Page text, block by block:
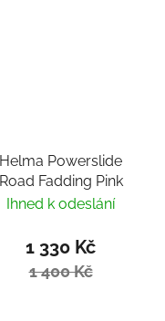
Helma Powerslide
Road Fadding Pink
Ihned k odeslání
1 330 Kč
1 400 Kč